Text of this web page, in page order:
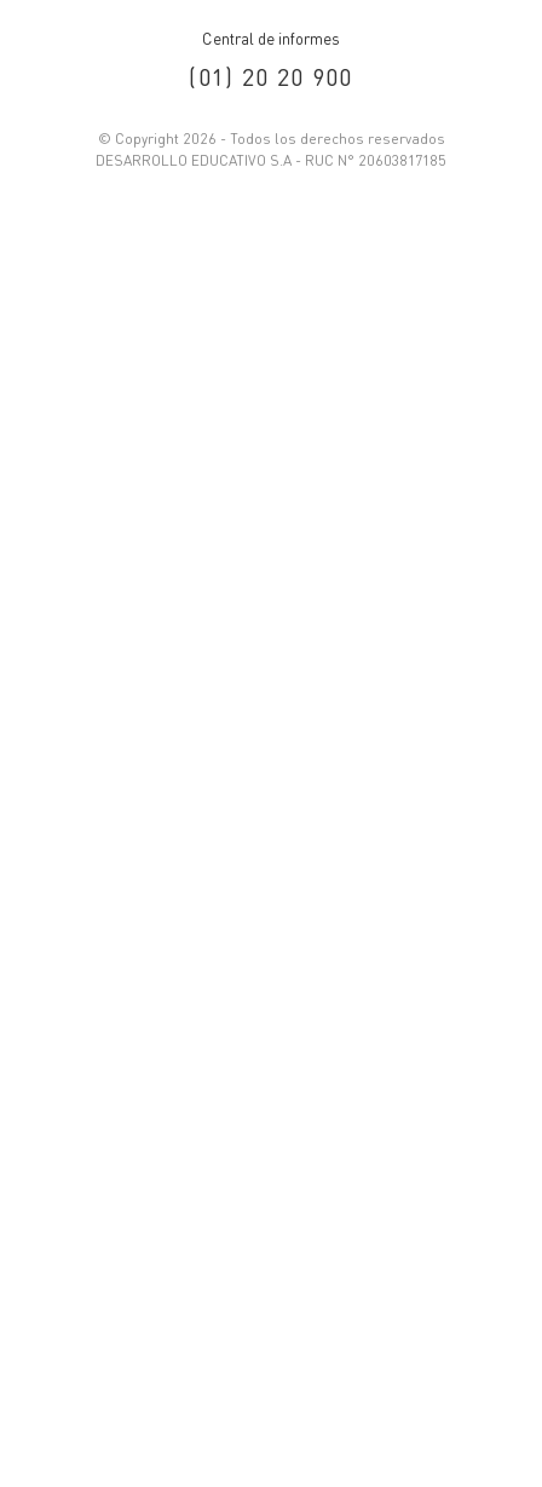
Central de informes
(01) 20 20 900
© Copyright 2026 - Todos los derechos reservados
DESARROLLO EDUCATIVO S.A - RUC N° 20603817185